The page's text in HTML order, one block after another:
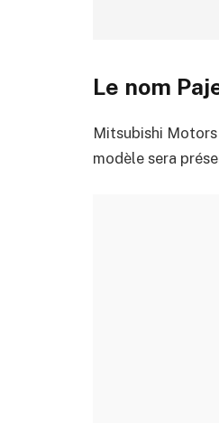
Le nom
Mitsubishi
modèle sera